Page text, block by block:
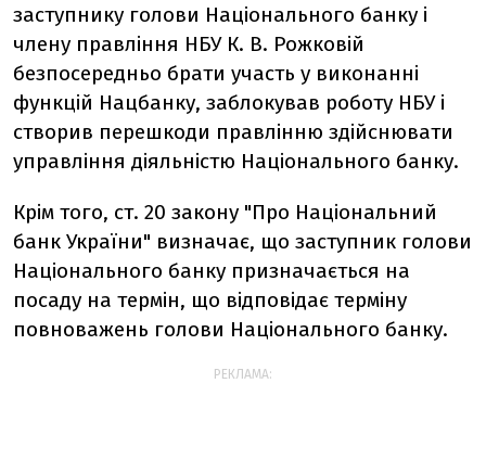
заступнику голови Національного банку і
члену правління НБУ К. В. Рожковій
безпосередньо брати участь у виконанні
функцій Нацбанку, заблокував роботу НБУ і
створив перешкоди правлінню здійснювати
управління діяльністю Національного банку.
Крім того, ст. 20 закону "Про Національний
банк України" визначає, що заступник голови
Національного банку призначається на
посаду на термін, що відповідає терміну
повноважень голови Національного банку.
РЕКЛАМА: